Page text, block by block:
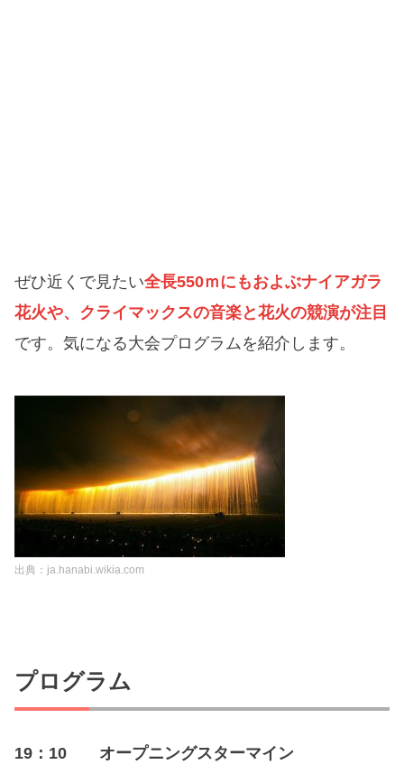
ぜひ近くで見たい全長550ｍにもおよぶナイアガラ
花火や、クライマックスの音楽と花火の競演が注目
です。気になる大会プログラムを紹介します。
出典：ja.hanabi.wikia.com
プログラム
19：10 オープニングスターマイン